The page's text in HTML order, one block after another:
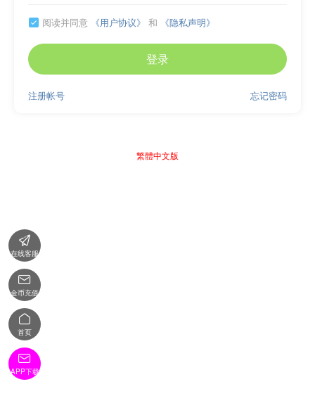
 阅读并同意 《用户协议》 和 《隐私声明》
登录
忘记密码
注册帐号
繁體中文版

在线客服

金币充值

首页

APP下载